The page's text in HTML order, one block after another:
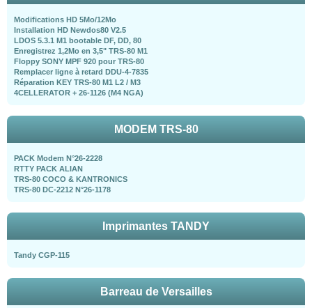
Modifications HD 5Mo/12Mo
Installation HD Newdos80 V2.5
LDOS 5.3.1 M1 bootable DF, DD, 80
Enregistrez 1,2Mo en 3,5" TRS-80 M1
Floppy SONY MPF 920 pour TRS-80
Remplacer ligne à retard DDU-4-7835
Réparation KEY TRS-80 M1 L2 / M3
4CELLERATOR + 26-1126 (M4 NGA)
MODEM TRS-80
PACK Modem N°26-2228
RTTY PACK ALIAN
TRS-80 COCO & KANTRONICS
TRS-80 DC-2212 N°26-1178
Imprimantes TANDY
Tandy CGP-115
Barreau de Versailles